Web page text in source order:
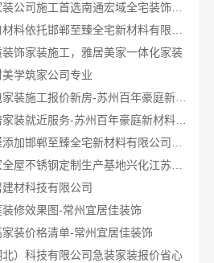
靠谱一站式家装公司施工首选南通宏域全宅装饰建材有限公司
饰家装施工，雅居美家一体化家装
学筑家公司专业
苏州本地全包家装施工报价新房-苏州百年豪庭新材料有限公司
苏州相城靠谱家装就近服务-苏州百年豪庭新材料有限公司
江苏东钢厂家全屋不锈钢定制生产基地兴化江苏东钢金属科技
材科技有限公司
修效果图-常州宜居佳装饰
装价格清单-常州宜居佳装饰
北）科技有限公司急装家装报价省心